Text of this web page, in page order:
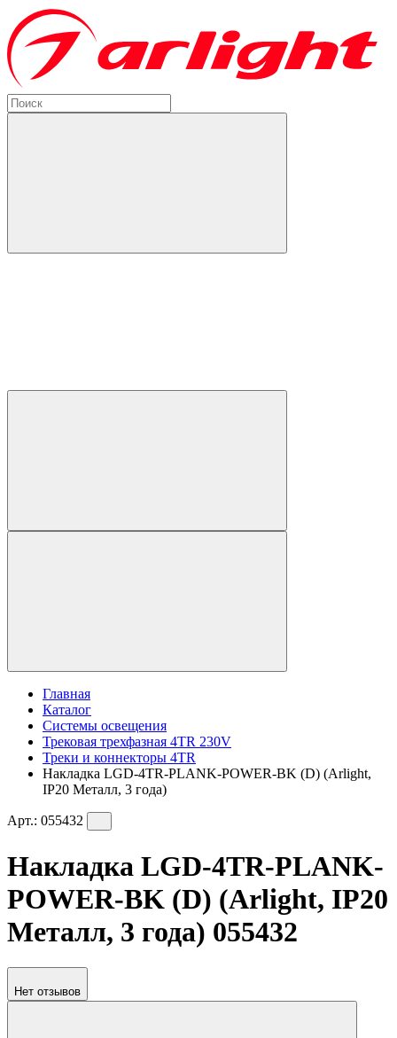
Главная
Каталог
Системы освещения
Трековая трехфазная 4TR 230V
Треки и коннекторы 4TR
Накладка LGD-4TR-PLANK-POWER-BK (D) (Arlight,
IP20 Металл, 3 года)
Арт.: 055432
Накладка LGD-4TR-PLANK-
POWER-BK (D) (Arlight, IP20
Металл, 3 года) 055432
Нет отзывов